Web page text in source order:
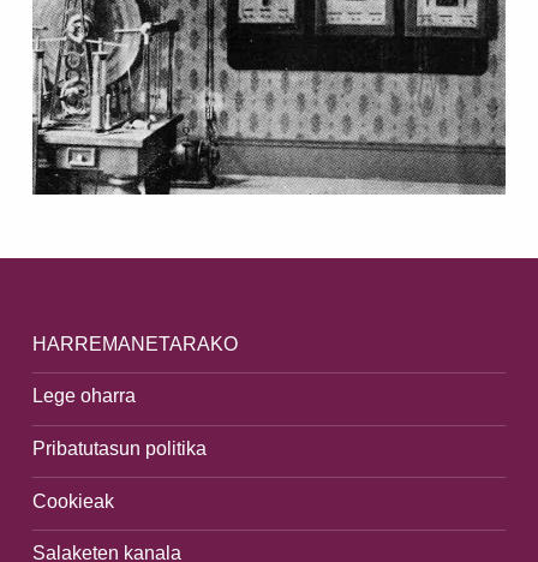
Skip back to main navigation
HARREMANETARAKO
Lege oharra
Pribatutasun politika
Cookieak
Salaketen kanala